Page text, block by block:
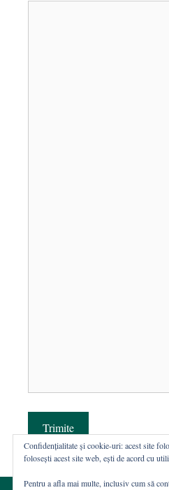
Trimite
Confidențialitate și cookie-uri: acest site
folosești acest site web, ești de acord cu
Pentru a afla mai multe, inclusiv cum să